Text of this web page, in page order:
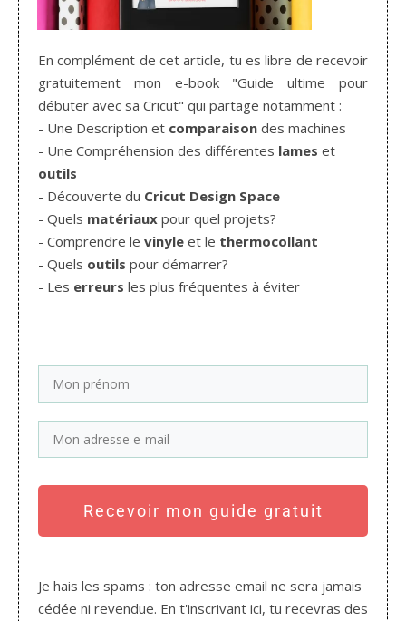
En complément de cet article, tu es libre de recevoir
gratuitement mon e-book "Guide ultime pour
débuter avec sa Cricut" qui partage notamment :
- Une Description et comparaison des machines
- Une Compréhension des différentes lames et
outils
- Découverte du Cricut Design Space
- Quels matériaux pour quel projets?
- Comprendre le vinyle et le thermocollant
- Quels outils pour démarrer?
- Les erreurs les plus fréquentes à éviter
Recevoir mon guide gratuit
Je hais les spams : ton adresse email ne sera jamais
cédée ni revendue. En t'inscrivant ici, tu recevras des